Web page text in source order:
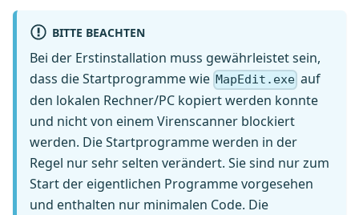
BITTE BEACHTEN
Bei der Erstinstallation muss gewährleistet sein,
dass die Startprogramme wie MapEdit.exe auf
den lokalen Rechner/PC kopiert werden konnte
und nicht von einem Virenscanner blockiert
werden. Die Startprogramme werden in der
Regel nur sehr selten verändert. Sie sind nur zum
Start der eigentlichen Programme vorgesehen
und enthalten nur minimalen Code. Die